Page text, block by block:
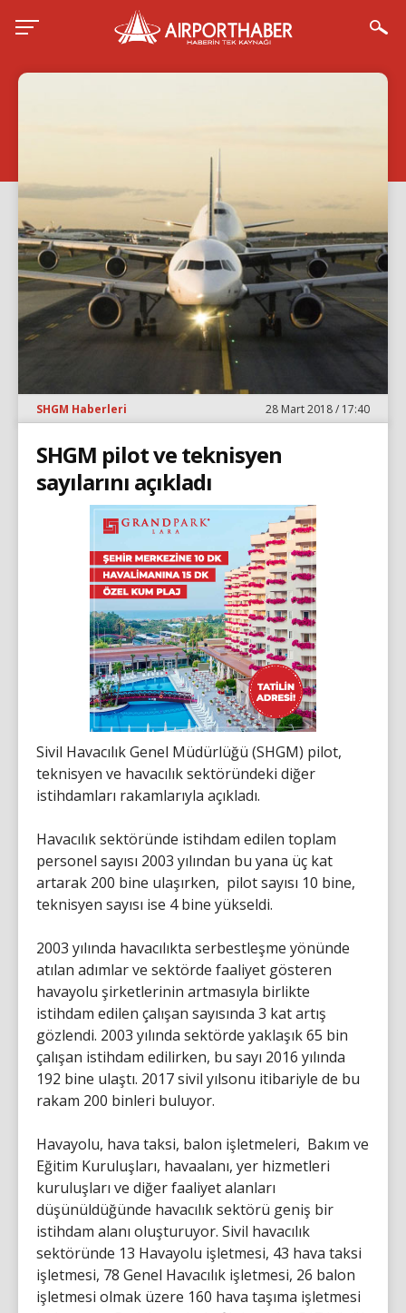
SHGM Haberleri 28 Mart 2018 / 17:40
SHGM pilot ve teknisyen
sayılarını açıkladı
Sivil Havacılık Genel Müdürlüğü (SHGM) pilot,
teknisyen ve havacılık sektöründeki diğer
istihdamları rakamlarıyla açıkladı.
Havacılık sektöründe istihdam edilen toplam
personel sayısı 2003 yılından bu yana üç kat
artarak 200 bine ulaşırken, pilot sayısı 10 bine,
teknisyen sayısı ise 4 bine yükseldi.
2003 yılında havacılıkta serbestleşme yönünde
atılan adımlar ve sektörde faaliyet gösteren
havayolu şirketlerinin artmasıyla birlikte
istihdam edilen çalışan sayısında 3 kat artış
gözlendi. 2003 yılında sektörde yaklaşık 65 bin
çalışan istihdam edilirken, bu sayı 2016 yılında
192 bine ulaştı. 2017 sivil yılsonu itibariyle de bu
rakam 200 binleri buluyor.
Havayolu, hava taksi, balon işletmeleri, Bakım ve
Eğitim Kuruluşları, havaalanı, yer hizmetleri
kuruluşları ve diğer faaliyet alanları
düşünüldüğünde havacılık sektörü geniş bir
istihdam alanı oluşturuyor. Sivil havacılık
sektöründe 13 Havayolu işletmesi, 43 hava taksi
işletmesi, 78 Genel Havacılık işletmesi, 26 balon
işletmesi olmak üzere 160 hava taşıma işletmesi